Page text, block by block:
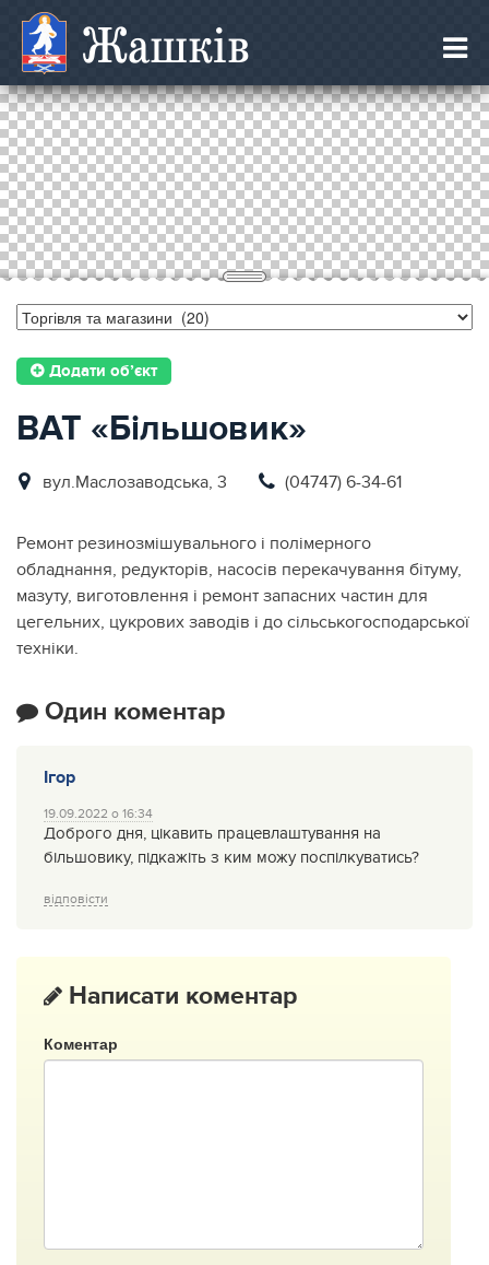
Жашків
Додати об’єкт
ВАТ «Більшовик»
вул.Маслозаводська, 3 (04747) 6-34-61
Ремонт резинозмішувального і полімерного
обладнання, редукторів, насосів перекачування бітуму,
мазуту, виготовлення і ремонт запасних частин для
цегельних, цукрових заводів і до сільськогосподарської
техніки.
Один коментар
Ігор
19.09.2022 о 16:34
Доброго дня, цікавить працевлаштування на
більшовику, підкажіть з ким можу поспілкуватись?
відповісти
Написати коментар
Коментар